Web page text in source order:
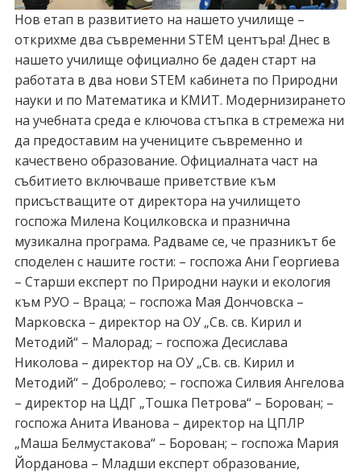
Нов етап в развитието на нашето училище –
открихме два съвременни STEM центъра! Днес в
нашето училище официално бе даден старт на
работата в два нови STEM кабинета по Природни
науки и по Математика и КМИТ. Модернизирането
на учебната среда е ключова стъпка в стремежа ни
да предоставим на учениците съвременно и
качествено образование. Официалната част на
събитието включваше приветствие към
присъстващите от директора на училището
госпожа Милена Коцилковска и празнична
музикална програма. Радваме се, че празникът бе
споделен с нашите гости: – госпожа Ани Георгиева
– Старши експерт по Природни науки и екология
към РУО – Враца; – госпожа Мая Дончовска –
Марковска – директор на ОУ „Св. св. Кирил и
Методий“ – Малорад; – госпожа Десислава
Николова – директор на ОУ „Св. св. Кирил и
Методий“ – Добролево; – госпожа Силвия Ангелова
– директор на ЦДГ „Тошка Петрова“ – Борован; –
госпожа Анита Иванова – директор на ЦПЛР
„Маша Белмустакова“ – Борован; – госпожа Мария
Йорданова – Младши експерт образование,